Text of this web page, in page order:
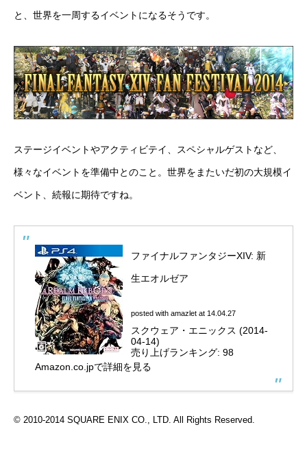
と、世界を一周するイベントになるそうです。
ステージイベントやアクティビテイ、スペシャルゲストなど、
様々なイベントを準備中とのこと。世界をまたいだ初の大規模イ
ベント、続報に期待ですね。
ファイナルファンタジーXIV: 新
生エオルゼア
posted with amazlet at 14.04.27
スクウェア・エニックス (2014-
04-14)
売り上げランキング: 98
Amazon.co.jpで詳細を見る
© 2010-2014 SQUARE ENIX CO., LTD. All Rights Reserved.